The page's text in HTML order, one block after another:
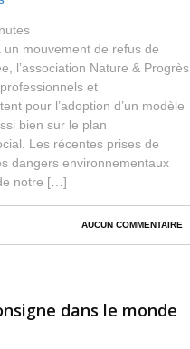
mouvement de refus de
l’association Nature & Progrès
et
pour l’adoption d’un modèle
bien sur le plan
Les récentes prises de
dangers environnementaux
notre […]
AUCUN COMMENTAIRE
dans le monde